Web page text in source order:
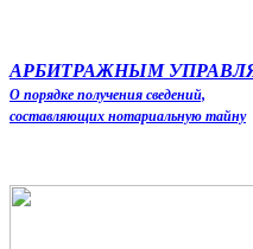
АРБИТРАЖНЫМ
О порядке получения сведений,
составляющих нотариальную тайну